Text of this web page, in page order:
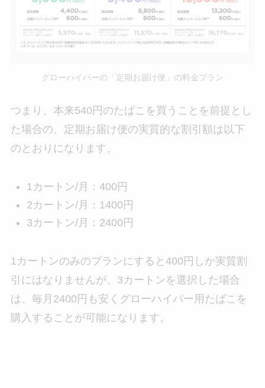
グローハイパーの「定期お届け便」の料金プラン
つまり、本来540円のたばこを買うことを前提とし
た場合の、定期お届け便の実質的な割引額は以下
のとおりになります。
1カートン/月：400円
2カートン/月：1400円
3カートン/月：2400円
1カートンのみのプランにすると400円しか実質割
引にはなりませんが、3カートンを選択した場合
は、毎月2400円も安くグローハイパー用たばこを
購入することが可能になります。